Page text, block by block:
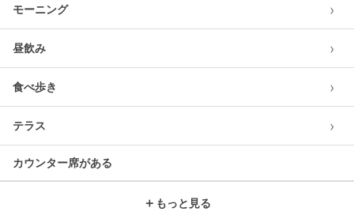
モーニング ›
昼飲み ›
食べ歩き ›
テラス ›
カウンター席がある
＋ もっと見る